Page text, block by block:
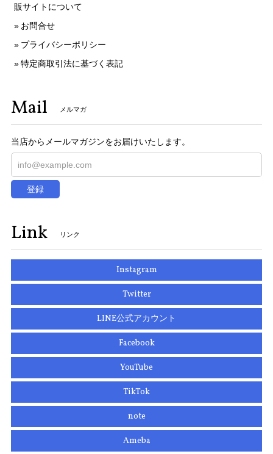
販サイトについて
お問合せ
プライバシーポリシー
特定商取引法に基づく表記
Mail メルマガ
当店からメールマガジンをお届けいたします。
登録
Link リンク
Instagram
Twitter
LINE公式アカウント
Facebook
YouTube
TikTok
note
Ameba